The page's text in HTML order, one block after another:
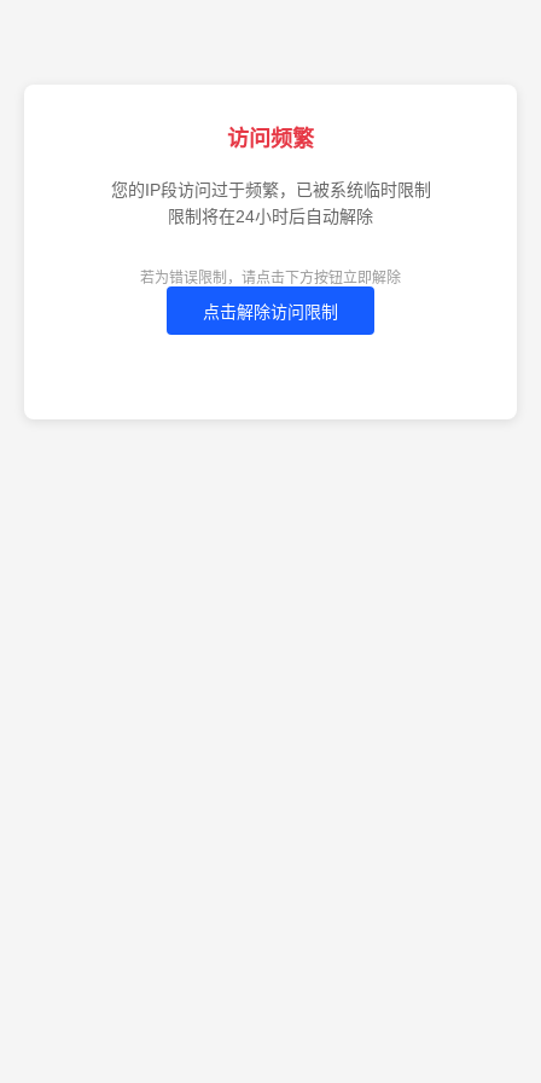
访问频繁
您的IP段访问过于频繁，已被系统临时限制
限制将在24小时后自动解除
若为错误限制，请点击下方按钮立即解除
点击解除访问限制